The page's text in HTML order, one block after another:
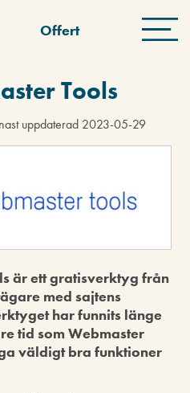
Offert
Tools
uppdaterad 2023-05-29
är ett gratisverktyg från
med sajtens
har funnits länge
tid somWebmaster
väldigt bra funktioner